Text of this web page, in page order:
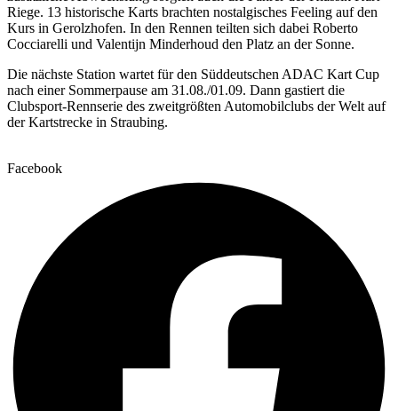
Riege. 13 historische Karts brachten nostalgisches Feeling auf den
Kurs in Gerolzhofen. In den Rennen teilten sich dabei Roberto
Cocciarelli und Valentijn Minderhoud den Platz an der Sonne.
Die nächste Station wartet für den Süddeutschen ADAC Kart Cup
nach einer Sommerpause am 31.08./01.09. Dann gastiert die
Clubsport-Rennserie des zweitgrößten Automobilclubs der Welt auf
der Kartstrecke in Straubing.
Facebook